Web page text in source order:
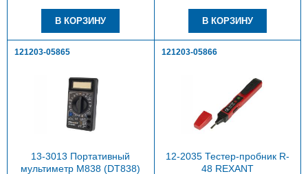
121203-05865
13-3013 Портативный
мультиметр M838 (DT838)
121203-05866
12-2035 Тестер-пробник R-
48 REXANT